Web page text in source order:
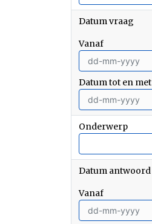
Datum vraag
vanaf
Datum tot en met
Onderwerp
Datum antwoord
vanaf